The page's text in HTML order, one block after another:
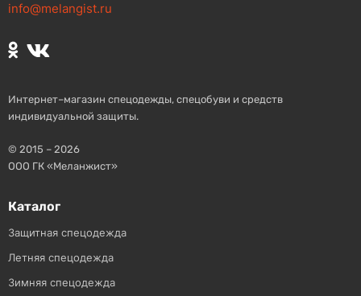
info@melangist.ru
Интернет–магазин спецодежды, спецобуви и средств
индивидуальной защиты.
© 2015 – 2026
ООО ГК «Меланжист»
Каталог
Защитная спецодежда
Летняя спецодежда
Зимняя спецодежда